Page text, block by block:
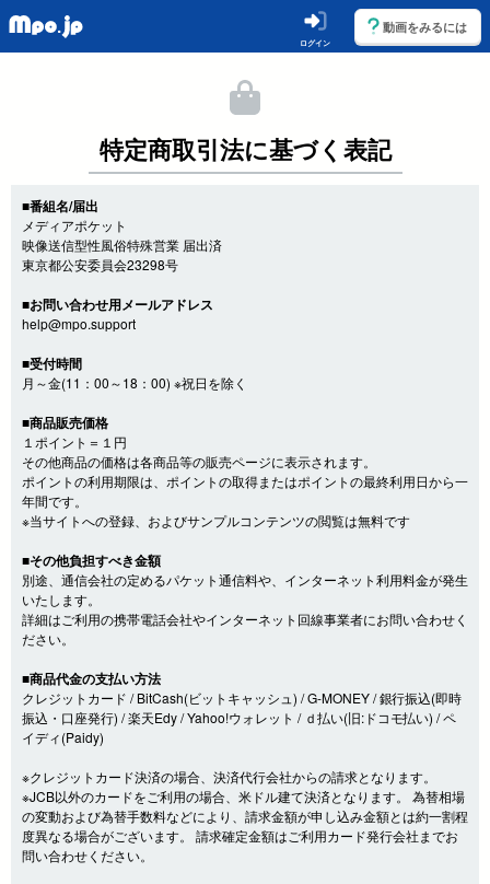
ログイン
動画をみるには
特定商取引法に基づく表記
■番組名/届出
メディアポケット
映像送信型性風俗特殊営業 届出済
東京都公安委員会23298号
■お問い合わせ用メールアドレス
help@mpo.support
■受付時間
月～金(11：00～18：00) ※祝日を除く
■商品販売価格
１ポイント＝１円
その他商品の価格は各商品等の販売ページに表示されます。
ポイントの利用期限は、ポイントの取得またはポイントの最終利用日から一
年間です。
※当サイトへの登録、およびサンプルコンテンツの閲覧は無料です
■その他負担すべき金額
別途、通信会社の定めるパケット通信料や、インターネット利用料金が発生
いたします。
詳細はご利用の携帯電話会社やインターネット回線事業者にお問い合わせく
ださい。
■商品代金の支払い方法
クレジットカード / BitCash(ビットキャッシュ) / G-MONEY / 銀行振込(即時
振込・口座発行) / 楽天Edy / Yahoo!ウォレット / ｄ払い(旧:ドコモ払い) / ペ
イディ(Paidy)
※クレジットカード決済の場合、決済代行会社からの請求となります。
※JCB以外のカードをご利用の場合、米ドル建て決済となります。 為替相場
の変動および為替手数料などにより、請求金額が申し込み金額とは約一割程
度異なる場合がございます。 請求確定金額はご利用カード発行会社までお
問い合わせください。